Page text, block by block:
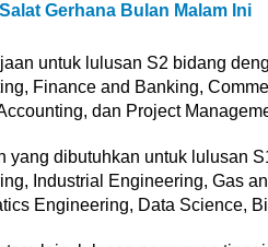
Gerhana Bulan Malam Ini
untuk lulusan S2 bidang
Finance and Banking,
dan Project
yang dibutuhkan untuk lulusan
Industrial Engineering, Gas
Engineering, Data Science,